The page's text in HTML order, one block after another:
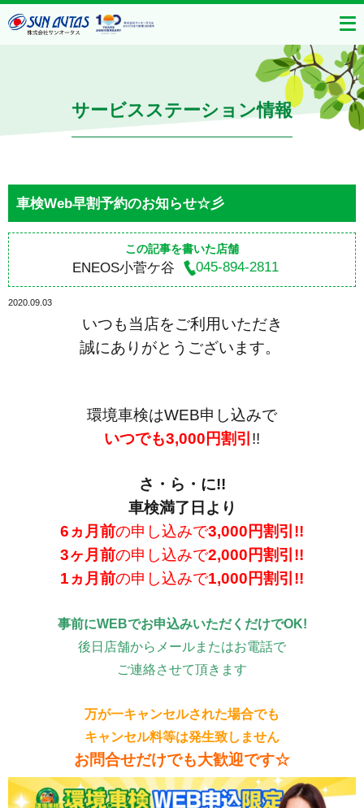
サービスステーション情報
車検Web早割予約のお知らせ☆彡
この記事を書いた店舗
ENEOS小菅ケ谷 045-894-2811
2020.09.03
いつも当店をご利用いただき
誠にありがとうございます。
環境車検はWEB申し込みで
いつでも3,000円割引 !!
さ・ら・に!!
車検満了日より
6ヵ月前の申し込みで3,000円割引!!
3ヶ月前の申し込みで2,000円割引!!
1ヵ月前の申し込みで1,000円割引!!
事前にWEBでお申込みいただくだけでOK!
後日店舗からメールまたはお電話で
ご連絡させて頂きます
万が一キャンセルされた場合でも
キャンセル料等は発生致しません
お問合せだけでも大歓迎です☆